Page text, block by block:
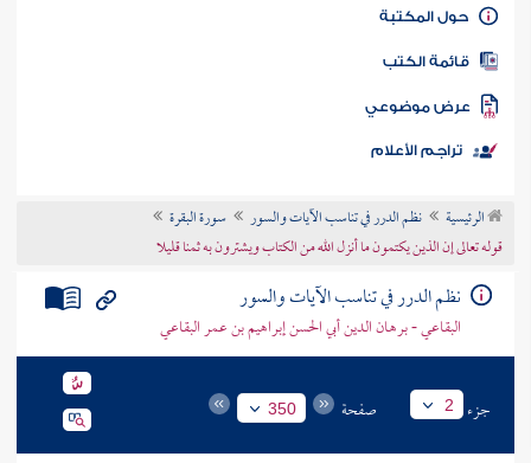
كتاب الأمة
المكتبة
الكتب
موضوعي
تراجم الأعلام
الرئيسية نظم الدرر في تناسب الآيات والسور
سورة البقرة
قوله تعالى إن الذين يكتمون ما أنزل الله من الكتاب ويشترون به ثمنا قليلا
نظم الدرر في تناسب الآيات والسور
البقاعي - برهان الدين أبي الحسن إبراهيم بن عمر البقاعي
جزء 2 صفحة 350